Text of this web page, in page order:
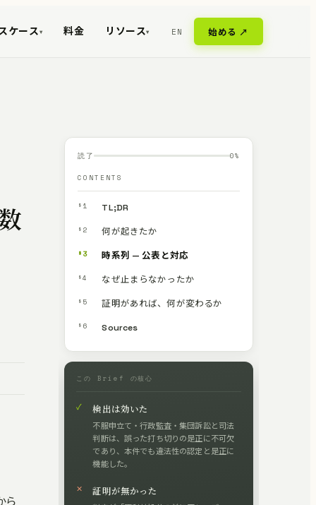
ケース ▾ 料金 リソース▾ EN 始める ↗
ら
読了 0%
CONTENTS
§1 TL;DR
§2 何が起きたか
§3 時系列 — 公表と対応
§4 なぜ止まらなかったか
§5 証明があれば、何が変わるか
§6 Sources
この Brief の核心
✓ 検出は効いた
不服申立て・行政監査・集団訴訟と司法
判断は、誤った打ち切りの是正に不可欠
であり、本件でも違法性の認定と是正に
機能した。
✕ 証明が無かった